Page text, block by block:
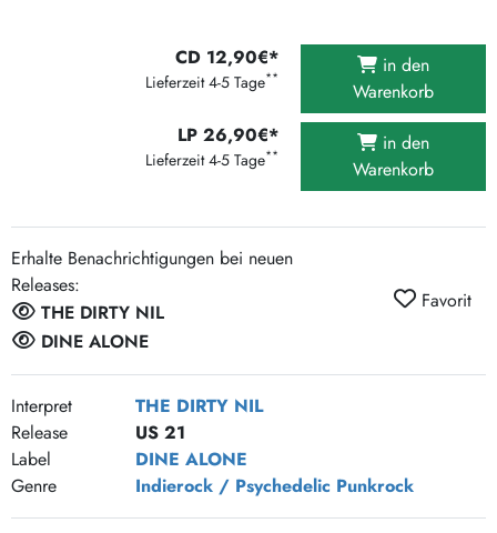
CD 12,90€*
Lieferzeit 4-5 Tage**
in den
Warenkorb
LP 26,90€*
Lieferzeit 4-5 Tage**
in den
Warenkorb
Erhalte Benachrichtigungen bei neuen
Releases:
THE DIRTY NIL
DINE ALONE
Favorit
Interpret
THE DIRTY NIL
Release
US 21
Label
DINE ALONE
Genre
Indierock / Psychedelic Punkrock